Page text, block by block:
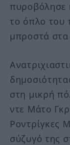
πυροβόλησε
το όπλο του
μπροστά στα
στη μικρή
ντε Μάτο
Ροντρίγκες
σύζυγό της